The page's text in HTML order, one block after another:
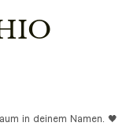
in deinem Namen. 🖤